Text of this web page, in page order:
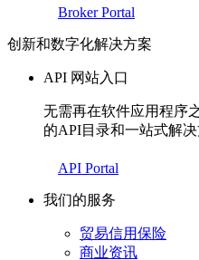
Broker Portal
创新和数字化解决方案
API 网站入口
无需再在软件应用程序
的API目录和一站式解
API Portal
我们的服务
贸易信用保险
商业资讯